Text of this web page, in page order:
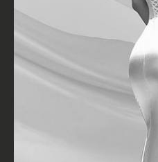
КУТУЗОВСКИЙ
Адрес:
(рядом с подъездом
С 10 ДО 21, БЕЗ
Часы работы: